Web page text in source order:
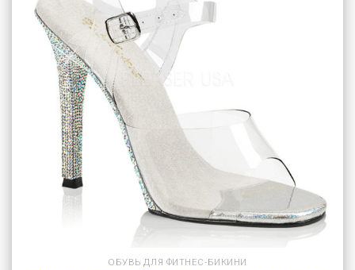
ОБУВЬ ДЛЯ ФИТНЕС-БИКИНИ